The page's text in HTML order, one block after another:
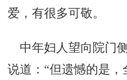
爱，有很多可敬。
中年妇人望向院门
说道：“但遗憾的是，